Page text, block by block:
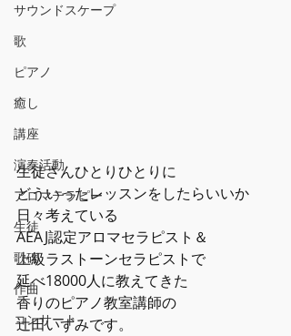
サウンドスケープ
歌
ピアノ
癒し
講座
演奏活動
アロマテラピー
生徒
歌碑
作曲
コンサート
生徒さんひとりひとりに
どういったレッスンをしたらいいか
日々考えている
AEAJ認定アロマセラピスト＆
上級ラストーンセラピストで
延べ18000人に教えてきた
香りのピアノ教室講師の
辻田いずみです。